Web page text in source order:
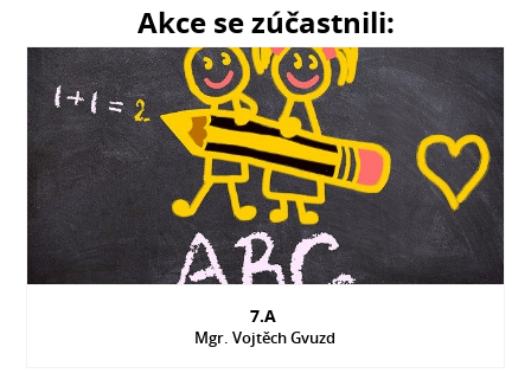
Akce se zúčastnili:
7.A
Mgr. Vojtěch Gvuzd